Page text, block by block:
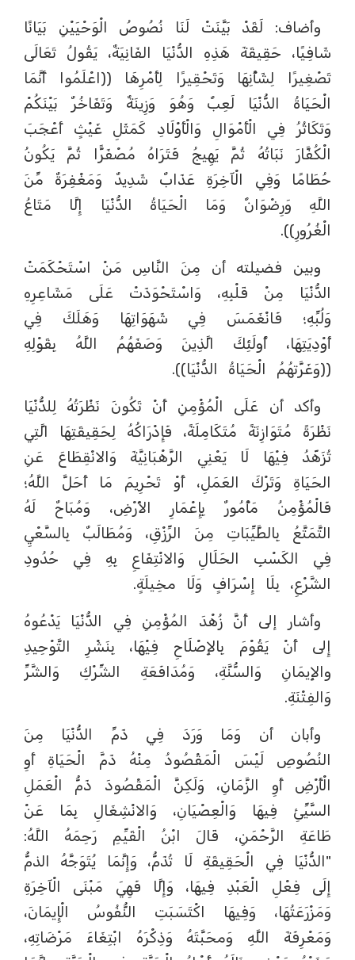
وأضاف: لَقَدْ بَيَّنَتْ لَنَا نُصُوصُ الْوَحْيَيْنِ بَيَانًا
شَافِيًا، حَقِيقَةَ هَذِهِ الدُّنْيَا الفَانِيَةٌ، يَقُولُ تَعَالَى
تَصْغِيرًا لِشَأْنِهَا وَتَحْقِيرًا لِأَمْرِهَا ((اعْلَمُوا أَنَّمَا
الْحَيَاةُ الدُّنْيَا لَعِبٌ وَهُوَ وَزِينَةٌ وَتَفَاخُرٌ بَيْنَكُمْ
وَتَكَاثُرُ فِي الْأَمْوَالِ وَالْأَوْلَادِ كَمَثَلِ غَيْثٍ أَعْجَبَ
الْكُفَّارَ نَبَاتُهُ ثُمَّ يَهِيجُ فَتَرَاهُ مُصْفَرًّا ثُمَّ يَكُونُ
حُطَامًا وَفِي الْآخِرَةِ عَذَابٌ شَدِيدٌ وَمَغْفِرَةٌ مِّنَ
اللَّهِ وَرِضْوَانٌ وَمَا الْحَيَاةُ الدُّنْيَا إِلَّا مَتَاعُ
الْغُرُورِ)).
وبين فضيلته أن مِنَ النَّاسِ مَنْ اسْتَحْكَمَتْ
الدُّنْيَا مِنْ قَلْبِهِ، وَاسْتَحْوَذَتْ عَلَى مَشَاعِرِهِ
وَلُبِّهِ؛ فَانْغَمَسَ فِي شَهَوَاتِهَا وَهَلَكَ فِي
أَوْدِيَتِهَا، أُولَئِكَ الَّذِينَ وَصَفَهُمُ اللَّهُ بِقَوْلِهِ
((وَغَرَّتهُمُ الْحَيَاةُ الدُّنْيَا)).
وأكد أن عَلَى الْمُؤْمِنِ أَنْ تَكُونَ نَظْرَتُهُ لِلدُّنْيَا
نَظْرَةً مُتَوَازِنَةً مُتَكَامِلَةً، فَإِدْرَاكُهُ لِحَقِيقَتِهَا الَّتِي
تُزَهّدُ فِيْهَا لَا يَعْنِي الرَّهْبَانِيَّةَ وَالانْقِطَاعَ عَنِ
الحَيَاةِ وَتَرْكَ العَمَلِ، أَوْ تَحْرِيمَ مَا أَحَلَّ اللَّهُ؛
فَالْمُؤْمِنُ مَأْمُورٌ بِإِعْمَارِ الأَرْضِ، وَمُبَاحٌ لَهُ
التَّمَتَّعُ بِالطَّيِّبَاتِ مِنَ الرِّزْقِ، وَمُطَالَبٌ بِالسَّعْيِ
فِي الكَسْبِ الحَلَالِ وَالانْتِفَاعِ بِهِ فِي حُدُودِ
الشَّرْعِ، بِلَا إِسْرَافٍ وَلَا مخِيلَةٍ.
وأشار إلى أَنَّ زُهْدَ المُؤْمِنِ فِي الدُّنْيَا يَدْعُوهُ
إِلى أَنْ يَقُوْمَ بِالإِصْلَاحِ فِيْهَا، بِنَشْرِ التَّوْحِيدِ
والإِيمَانِ وَالسُّنَّةِ، وَمُدَافَعَةِ الشِّرْكِ وَالشَّرِّ
وَالفِتْنَةِ.
وأبان أن وَمَا وَرَدَ فِي ذَمِّ الدُّنْيَا مِنَ
النُصُوصِ لَيْسَ الْمَقْصُودُ مِنْهُ ذَمَّ الْحَيَاةِ أَوِ
الْأَرْضِ أَوِ الزَّمَانِ، وَلَكِنَّ الْمَقْصُودَ ذَمُّ الْعَمَلِ
السَّيِّئِ فِيهَا وَالْعِصْيَانِ، وَالانْشِغَالِ بِمَا عَنْ
طَاعَةِ الرَّحْمَنِ، قَالَ ابْنُ الْقَيِّمِ رَحِمَهُ اللَّهُ:
"الدُّنْيَا فِي الْحَقِيقَةِ لَا تُذَمُّ، وَإِنَّمَا يُتَوَجَّهُ الذمُّ
إِلَى فِعْلِ الْعَبْدِ فِيهَا، وَإِلَّا فَهِيَ مَبْنَى الْآخِرَةِ
وَمَزْرَعَتُهَا، وَفِيهَا اكْتَسَبَتِ النُّفُوسُ الْإِيمَانَ،
وَمَعْرِفَةَ اللَّهِ وَمحَبَّتَهُ وَذِكْرَهُ ابْتِغَاءَ مَرْضَاتِهِ،